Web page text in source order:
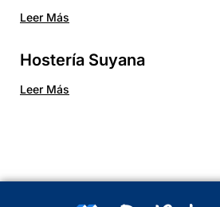
Leer Más
Hostería Suyana
Leer Más